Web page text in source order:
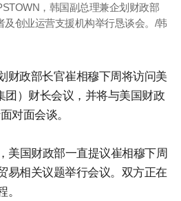
，韩国副总理兼企划财政部
创业运营支援机构举行恳谈会。/韩
财政部长官崔相穆下周将访问美
团）财长会议，并将与美国财政
对面会谈。
美国财政部一直提议崔相穆下周
易相关议题举行会议。双方正在